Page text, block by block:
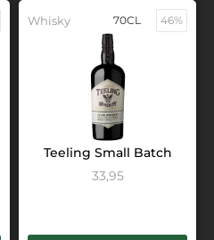
Whisky 70CL 46%
Teeling Small Batch
33,95